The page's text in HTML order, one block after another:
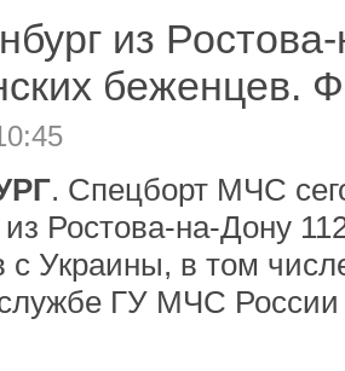
из
беженцев.
. Спецборт МЧС
из Ростова-на-Дону
с Украины, в том
ГУ МЧС России